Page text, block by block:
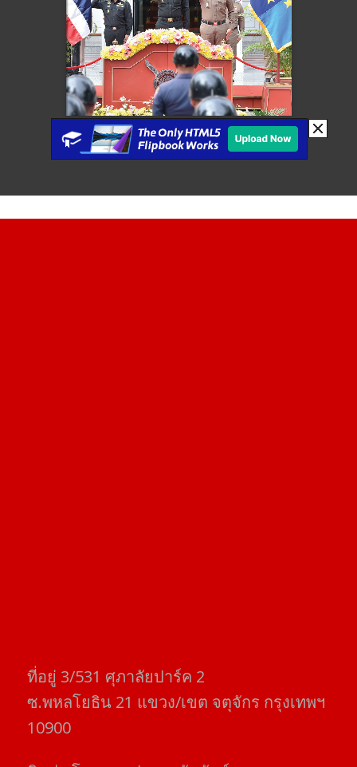
ที่อยู่​ 3/531​ ศุภาลัยปาร์ค​ 2
ซ.พหลโยธิน​ 21​ แขวง/เขต​ จตุจักร​ กรุงเทพฯ
10900